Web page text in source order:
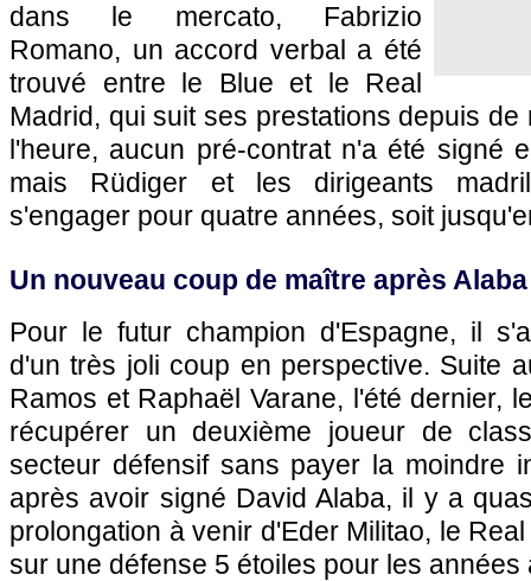
dans le mercato, Fabrizio
Romano, un accord verbal a été
trouvé entre le Blue et le Real
Madrid, qui suit ses prestations depuis de
l'heure, aucun pré-contrat n'a été signé
mais Rüdiger et les dirigeants
s'engager pour quatre années, soit
Un nouveau coup de maître après Alaba
Pour le futur champion d'Espagne, il
d'un très joli coup en perspective. Suite
Ramos et Raphaël Varane, l'été dernier,
récupérer un deuxième joueur de
secteur défensif sans payer la moindre
après avoir signé David Alaba, il y a
prolongation à venir d'Eder Militao, le
sur une défense 5 étoiles pour les années